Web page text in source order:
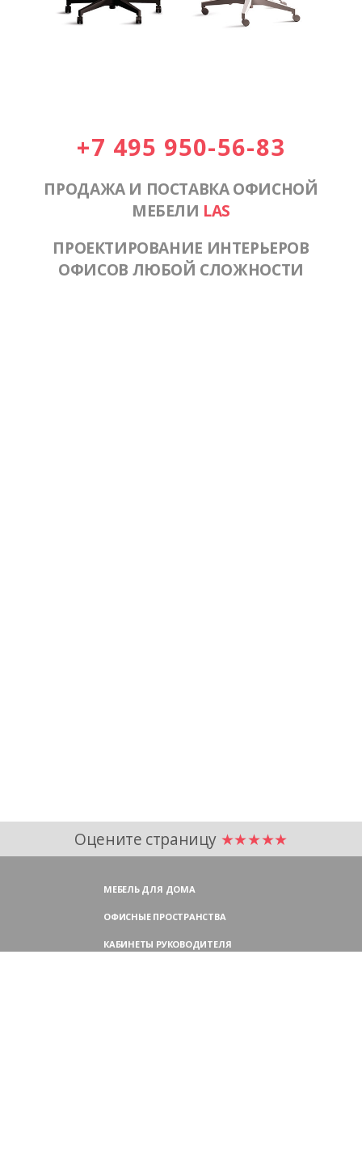
+7 495 950-56-83
ПРОДАЖА И ПОСТАВКА ОФИСНОЙ
МЕБЕЛИ LAS
ПРОЕКТИРОВАНИЕ ИНТЕРЬЕРОВ
ОФИСОВ ЛЮБОЙ СЛОЖНОСТИ
Оцените страницу ★★★★★
МЕБЕЛЬ ДЛЯ ДОМА
ОФИСНЫЕ ПРОСТРАНСТВА
КАБИНЕТЫ РУКОВОДИТЕЛЯ